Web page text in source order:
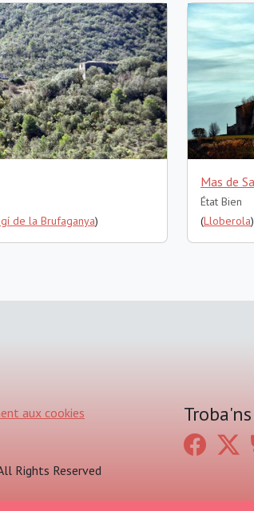
de la Brufaganya)
Mas de
État Bien
(Lloberola)
aux cookies
Rights Reserved